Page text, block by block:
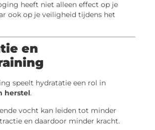
heeft niet alleen effect op je
ook op je veiligheid tijdens het
en
speelt hydratatie een rol in
herstel.
vocht kan leiden tot minder
en daardoor minder kracht.